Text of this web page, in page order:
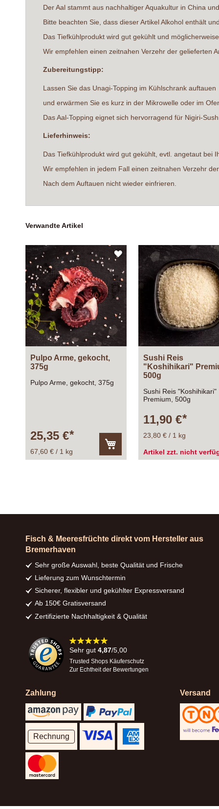
Der Aal stammt aus nachhaltiger Aquakultur in China
Bitte beachten Sie, dass dieser Artikel Alkohol enthält
Das Tiefkühlprodukt wird gut gekühlt und
Wir empfehlen einen zeitnahen Verzehr der gelieferten
Zubereitungstipp:
Lassen Sie das Unagi-Topping im Kühlschrank auftauen
und erwärmen Sie es kurz in der Mikrowelle oder im
Das Aal-Topping eignet sich hervorragend für Nigiri-
Lieferhinweis:
Das Tiefkühlprodukt wird gut gekühlt, evtl. angetaut bei
Wir empfehlen in jedem Fall einen zeitnahen Verzehr
Nach dem Auftauen nicht wieder einfrieren.
Verwandte Artikel
ZUR
WUNSCHLISTE
HINZUFÜGEN
Pulpo Arme, gekocht,
375g
Pulpo Arme, gekocht, 375g
25,35 €
67,60 € / 1 kg
den
Sushi Reis
"Koshihikari"
500g
Sushi Reis "Koshihikari"
Premium, 500g
11,90 €
23,80 € / 1 kg
Artikel zzt. nicht
Fisch & Meeresfrüchte direkt vom Hersteller aus
Bremerhaven
Sehr große Auswahl, beste Qualität und Frische
Lieferung zum Wunschtermin
Sicherer, flexibler und gekühlter Expressversand
Ab 150€ Gratisversand
Zertifizierte Nachhaltigkeit & Qualität
98%
Sehr gut 4,87/5,00
Trusted Shops Käuferschutz
Zur Echtheit der Bewertungen
Zahlung
Rechnung
Versand